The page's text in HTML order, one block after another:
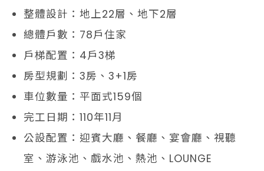
整體設計：地上22層、地下2層
總體戶數：78戶住家
戶梯配置：4戶3梯
房型規劃：3房、3+1房
車位數量：平面式159個
完工日期：110年11月
公設配置：迎賓大廳、餐廳、宴會廳、視聽
室、游泳池、戲水池、熱池、LOUNGE